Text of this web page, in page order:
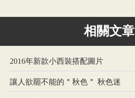
相關文章
2016年新款小西裝搭配圖片
讓人欲罷不能的＂秋色＂ 秋色迷